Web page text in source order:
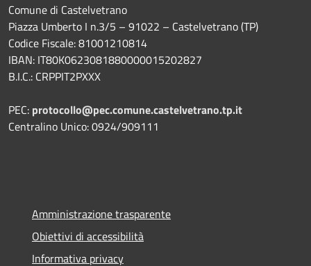
Comune di Castelvetrano
Piazza Umberto I n.3/5 – 91022 – Castelvetrano (TP)
Codice Fiscale: 81001210814
IBAN: IT80K0623081880000015202827
B.I.C.: CRPPIT2PXXX
PEC: protocollo@pec.comune.castelvetrano.tp.it
Centralino Unico: 0924/909111
Amministrazione trasparente
Obiettivi di accessibilità
Informativa privacy